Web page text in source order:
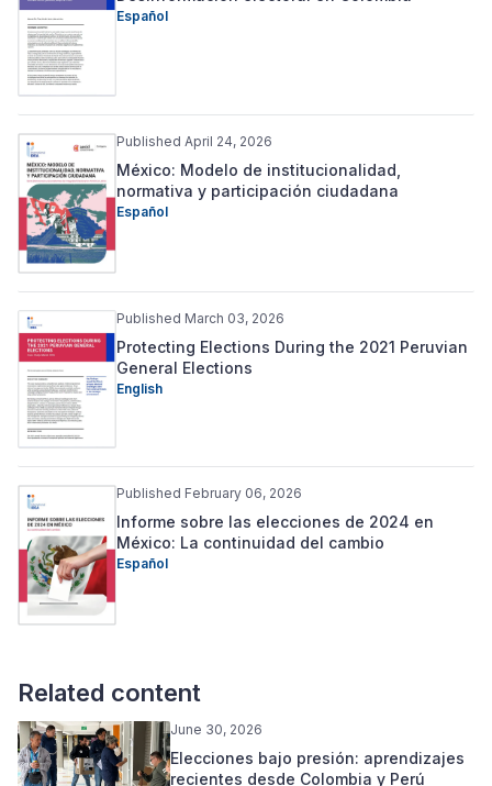
Español
Published April 24, 2026
México: Modelo de institucionalidad,
normativa y participación ciudadana
Español
Published March 03, 2026
Protecting Elections During the 2021 Peruvian
General Elections
English
Published February 06, 2026
Informe sobre las elecciones de 2024 en
México: La continuidad del cambio
Español
Related content
June 30, 2026
Elecciones bajo presión: aprendizajes
recientes desde Colombia y Perú